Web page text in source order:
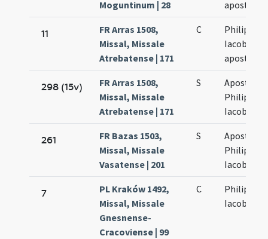
Moguntinum | 28
11
FR Arras 1508,
Missal, Missale
Atrebatense | 171
C
Philippi et
Iacobi
298 (15v)
FR Arras 1508,
Missal, Missale
Atrebatense | 171
S
Philippi et
Iacobi
261
FR Bazas 1503,
Missal, Missale
Vasatense | 201
S
Philippi et
Iacobi
7
PL Kraków 1492,
Missal, Missale
Gnesnense-
Cracoviense | 99
C
Philippi et
Iacobi